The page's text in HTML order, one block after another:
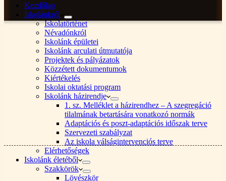
Kezdőlap
Iskolánkról
Iskolatörténet
Névadónkról
Iskolánk épületei
Iskolánk arculati útmutatója
Projektek és pályázatok
Közzétett dokumentumok
Kiértékelés
Iskolai oktatási program
Iskolánk házirendje
1. sz. Melléklet a házirendhez – A szegregáció
tilalmának betartására vonatkozó normák
Adaptációs és poszt-adaptációs időszak terve
Szervezeti szabályzat
Az iskola válságintervenciós terve
Elérhetőségek
Iskolánk életéből
Szakkörök
Lövészkör